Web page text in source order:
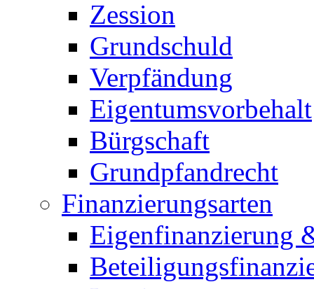
Zession
Grundschuld
Verpfändung
Eigentumsvorbehalt
Bürgschaft
Grundpfandrecht
Finanzierungsarten
Eigenfinanzierung